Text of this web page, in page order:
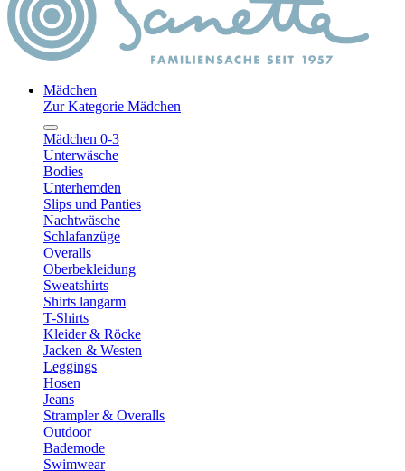
Mädchen
Zur Kategorie Mädchen
Mädchen 0-3
Unterwäsche
Bodies
Unterhemden
Slips und Panties
Nachtwäsche
Schlafanzüge
Overalls
Oberbekleidung
Sweatshirts
Shirts langarm
T-Shirts
Kleider & Röcke
Jacken & Westen
Leggings
Hosen
Jeans
Strampler & Overalls
Outdoor
Bademode
Swimwear